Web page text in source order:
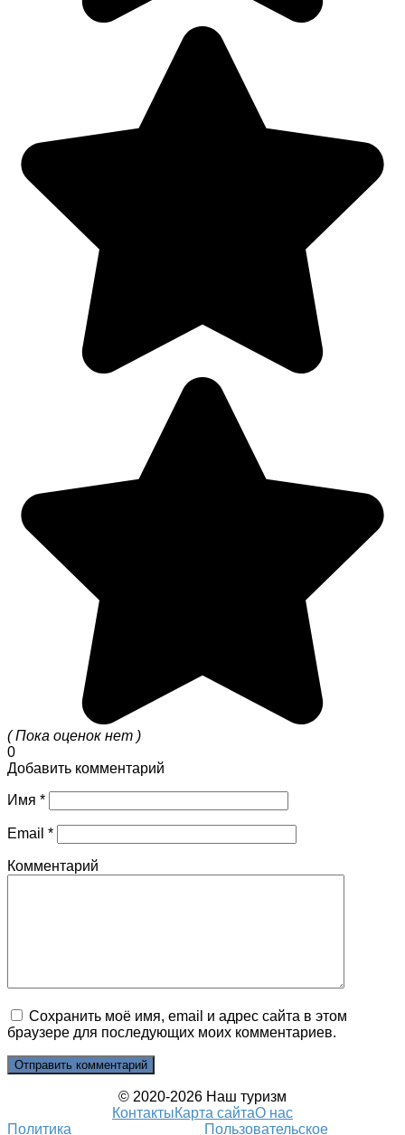
( Пока оценок нет )
0
Добавить комментарий
Имя *
Email *
Комментарий
Сохранить моё имя, email и адрес сайта в этом
браузере для последующих моих комментариев.
© 2020-2026 Наш туризм
КонтактыКарта сайтаО нас
Политика
Пользовательское